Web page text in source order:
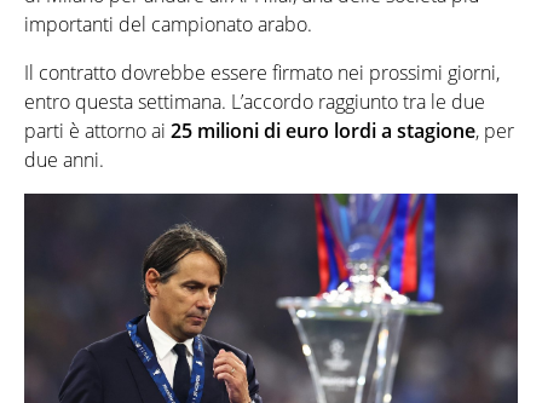
importanti del campionato arabo.
Il contratto dovrebbe essere firmato nei prossimi giorni,
entro questa settimana. L’accordo raggiunto tra le due
parti è attorno ai 25 milioni di euro lordi a stagione, per
due anni.